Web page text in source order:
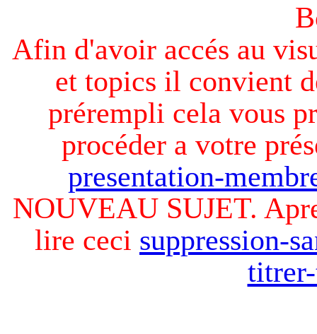
Afin d'avoir accés au
et topics il convient
prérempli cela vous
procéder a votre
presentation-
NOUVEAU SUJET.
lire ceci suppression-